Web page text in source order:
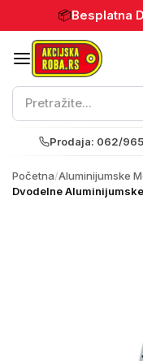
📦Besplatna
Prodaja: 062/
Početna/Aluminijumske
Dvodelne